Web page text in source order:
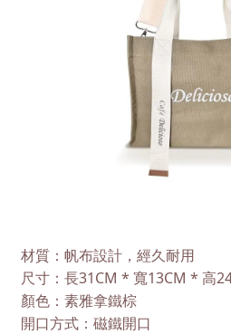
材質： 帆布設計，經久耐用
尺寸： 長31CM * 寬13CM * 高
顏色 ：素雅拿鐵棕
開口方式 ：磁鐵開口